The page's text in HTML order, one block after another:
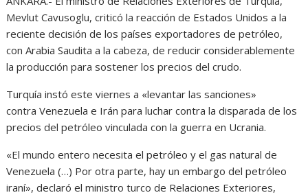
Mevlut Cavusoglu, criticó la reacción de Estados Unidos a la
reciente decisión de los países exportadores de petróleo,
con Arabia Saudita a la cabeza, de reducir considerablemente
la producción para sostener los precios del crudo.
Turquía instó este viernes a «levantar las sanciones»
contra Venezuela e Irán para luchar contra la disparada de los
precios del petróleo vinculada con la guerra en Ucrania.
«El mundo entero necesita el petróleo y el gas natural de
Venezuela (…) Por otra parte, hay un embargo del petróleo
iraní», declaró el ministro turco de Relaciones Exteriores,